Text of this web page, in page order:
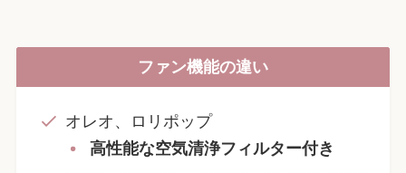
ファン機能の違い
オレオ、ロリポップ
高性能な空気清浄フィルター付き